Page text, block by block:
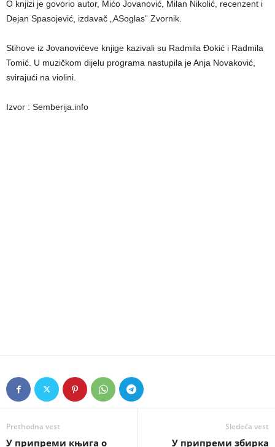
O knjizi je govorio autor, Mićo Jovanović, Milan Nikolić, recenzent i
Dejan Spasojević, izdavač „ASoglas“ Zvornik.
Stihove iz Jovanovićeve knjige kazivali su Radmila Đokić i Radmila
Tomić. U muzičkom dijelu programa nastupila je Anja Novaković,
svirajući na violini.
Izvor : Semberija.info
Prethodna vest
У припреми књига о
Sledeća vest
У припреми збирка